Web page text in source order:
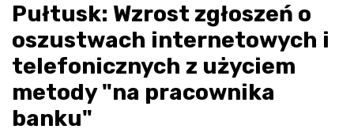
Pułtusk: Wzrost zgłoszeń o
oszustwach internetowych i
telefonicznych z użyciem
metody "na pracownika
banku"